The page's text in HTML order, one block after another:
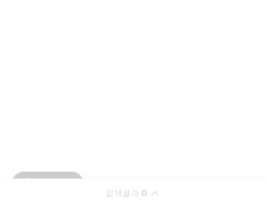
검색결과 0